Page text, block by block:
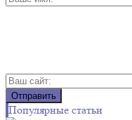
Популярные статьи